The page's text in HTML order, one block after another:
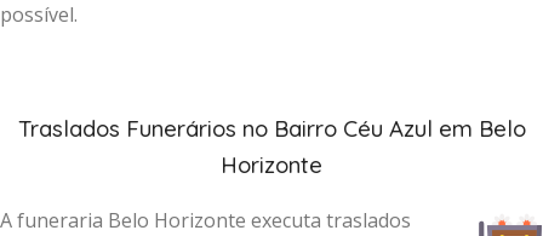
possível.
Traslados Funerários no Bairro Céu Azul em Belo
Horizonte
A funeraria Belo Horizonte executa traslados